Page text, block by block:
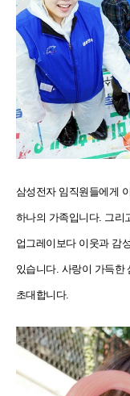
삼성전자 임직원들에게
하나의 가족입니다. 그리
업그레이보다 이웃과 감
있습니다. 사랑이 가득한
초대합니다.